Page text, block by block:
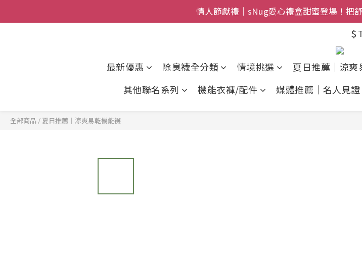
全館$800免運｜任搭８折起｜滿額再送
情人節獻禮｜sNug愛心禮盒甜蜜登場！把
父親節禮盒登場｜把舒適送進爸爸的每一
全館$800免運｜任搭８折起｜滿額再送
$
最新優惠 除臭襪全分類 情境挑選 夏日推薦｜涼爽
其他聯名系列
機能衣褲/配件 媒體推薦｜名人見證
全部商品 / 夏日推薦｜涼爽易乾機能襪